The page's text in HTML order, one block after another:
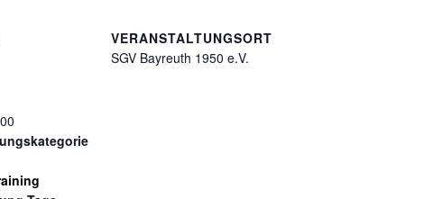
VERANSTALTUNGSORT
SGV Bayreuth 1950 e.V.